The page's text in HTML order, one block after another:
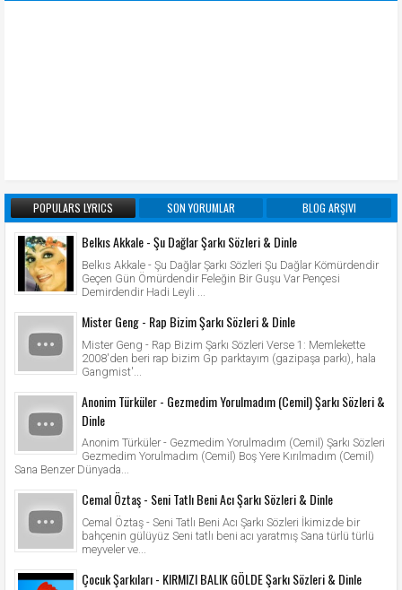
POPULARS LYRICS SON YORUMLAR BLOG ARŞIVI
Belkıs Akkale - Şu Dağlar Şarkı Sözleri & Dinle
Belkıs Akkale - Şu Dağlar Şarkı Sözleri Şu Dağlar Kömürdendir
Geçen Gün Ömürdendir Feleğin Bir Guşu Var Pençesi
Demirdendir Hadi Leyli ...
Mister Geng - Rap Bizim Şarkı Sözleri & Dinle
Mister Geng - Rap Bizim Şarkı Sözleri Verse 1: Memlekette
2008'den beri rap bizim Gp parktayım (gazipaşa parkı), hala
Gangmist'...
Anonim Türküler - Gezmedim Yorulmadım (Cemil) Şarkı Sözleri &
Dinle
Anonim Türküler - Gezmedim Yorulmadım (Cemil) Şarkı Sözleri
Gezmedim Yorulmadım (Cemil) Boş Yere Kırılmadım (Cemil)
Sana Benzer Dünyada...
Cemal Öztaş - Seni Tatlı Beni Acı Şarkı Sözleri & Dinle
Cemal Öztaş - Seni Tatlı Beni Acı Şarkı Sözleri İkimizde bir
bahçenin gülüyüz Seni tatlı beni acı yaratmış Sana türlü türlü
meyveler ve...
Çocuk Şarkıları - KIRMIZI BALIK GÖLDE Şarkı Sözleri & Dinle